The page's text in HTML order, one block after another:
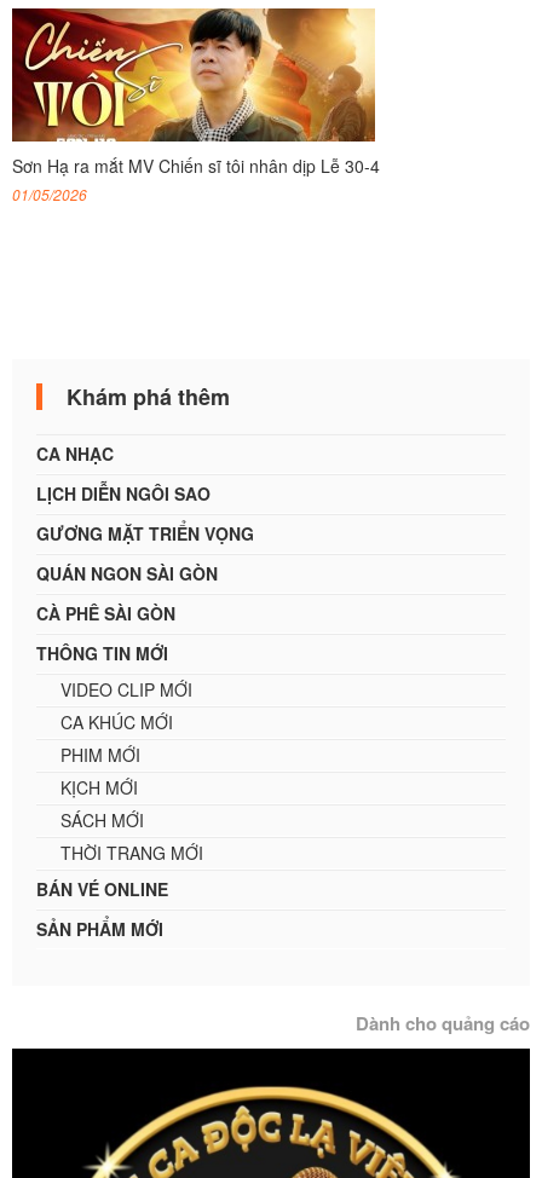
Sơn Hạ ra mắt MV Chiến sĩ tôi nhân dịp Lễ 30-4
01/05/2026
Khám phá thêm
CA NHẠC
LỊCH DIỄN NGÔI SAO
GƯƠNG MẶT TRIỂN VỌNG
QUÁN NGON SÀI GÒN
CÀ PHÊ SÀI GÒN
THÔNG TIN MỚI
VIDEO CLIP MỚI
CA KHÚC MỚI
PHIM MỚI
KỊCH MỚI
SÁCH MỚI
THỜI TRANG MỚI
BÁN VÉ ONLINE
SẢN PHẨM MỚI
Dành cho quảng cáo